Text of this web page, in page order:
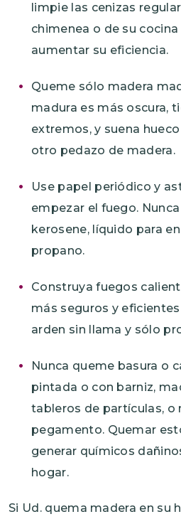
limpie las cenizas
chimenea o de su cocina
aumentar su eficiencia.
Queme sólo madera
madura es más oscura,
extremos, y suena
otro pedazo de madera.
Use papel periódico y
empezar el fuego.
kerosene, líquido para
propano.
Construya fuegos
más seguros y
arden sin llama y sólo
Nunca queme basura o
pintada o con barniz,
tableros de partículas, o
pegamento. Quemar
generar químicos
hogar.
Si Ud. quema madera en su